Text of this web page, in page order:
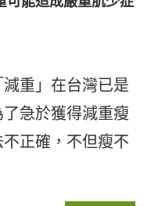
重」在台灣已是
急於獲得減重瘦
正確，不但瘦不